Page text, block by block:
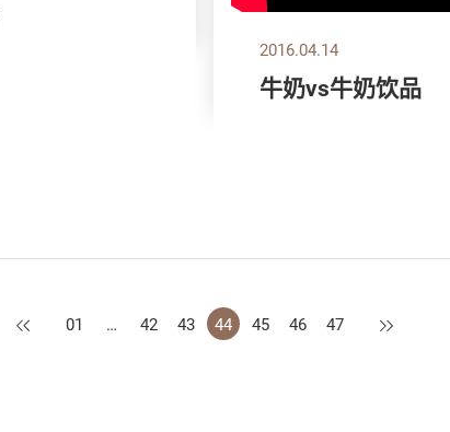
2016.04.14
牛奶vs牛奶饮品
上一页
01 … 42 43 44 45 46 47 下一页